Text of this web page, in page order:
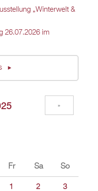
„Winterwelt &
26.07.2026 im
»
Fr Sa So
1 2 3